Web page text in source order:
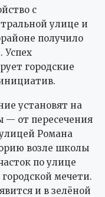
с
улице и
получило
городские
установят на
— от пересечения
Романа
возле школы
по улице
мечети.
и в зелёной